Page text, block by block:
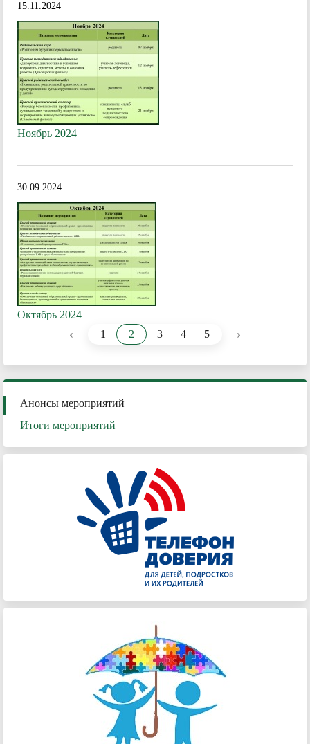
15.11.2024
Ноябрь 2024
30.09.2024
Октябрь 2024
‹ 1 2 3 4 5 ›
Анонсы мероприятий
Итоги мероприятий